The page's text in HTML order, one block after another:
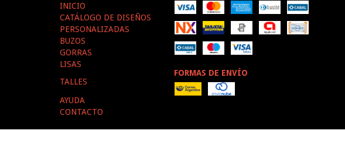
INICIO
CATÁLOGO DE DISEÑOS
PERSONALIZADAS
BUZOS
GORRAS
LISAS
TALLES
AYUDA
CONTACTO
FORMAS DE ENVÍO